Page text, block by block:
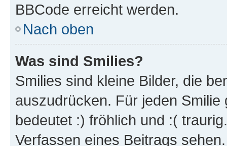
BBCode erreicht werden.
Nach oben
Was sind Smilies?
Smilies sind kleine Bilder, die
auszudrücken. Für jeden
bedeutet :) fröhlich und :(
Verfassen eines Beitrags